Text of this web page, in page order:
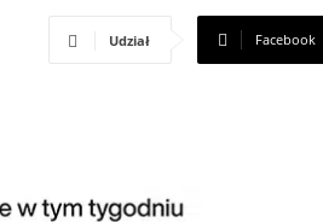
Udział Facebook